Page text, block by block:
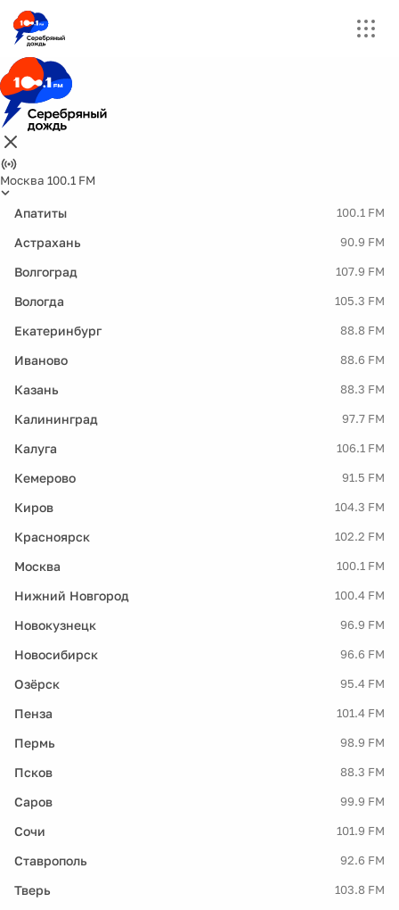
Москва 100.1 FM
Апатиты 100.1 FM
Астрахань 90.9 FM
Волгоград 107.9 FM
Вологда 105.3 FM
Екатеринбург 88.8 FM
Иваново 88.6 FM
Казань 88.3 FM
Калининград 97.7 FM
Калуга 106.1 FM
Кемерово 91.5 FM
Киров 104.3 FM
Красноярск 102.2 FM
Москва 100.1 FM
Нижний Новгород 100.4 FM
Новокузнецк 96.9 FM
Новосибирск 96.6 FM
Озёрск 95.4 FM
Пенза 101.4 FM
Пермь 98.9 FM
Псков 88.3 FM
Саров 99.9 FM
Сочи 101.9 FM
Ставрополь 92.6 FM
Тверь 103.8 FM